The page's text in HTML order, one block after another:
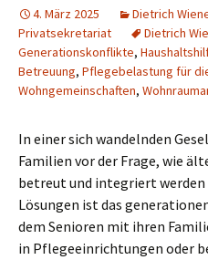
4. März 2025 Dietrich
Privatsekretariat
Dietrich
Generationskonflikte,
Betreuung, Pflegebelastung für
Wohngemeinschaften,
In einer sich wandelnden
Familien vor der Frage, wie
betreut und integriert werden
Lösungen ist das
dem Senioren mit ihren
in Pflegeeinrichtungen oder